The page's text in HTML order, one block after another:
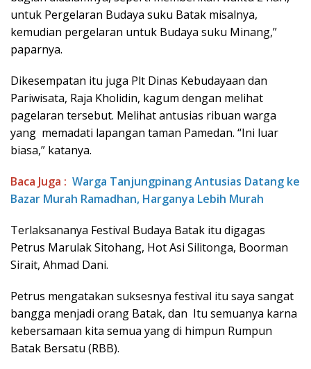
untuk Pergelaran Budaya suku Batak misalnya,
kemudian pergelaran untuk Budaya suku Minang,”
paparnya.
Dikesempatan itu juga Plt Dinas Kebudayaan dan
Pariwisata, Raja Kholidin, kagum dengan melihat
pagelaran tersebut. Melihat antusias ribuan warga
yang memadati lapangan taman Pamedan. “Ini luar
biasa,” katanya.
Baca Juga : Warga Tanjungpinang Antusias Datang ke
Bazar Murah Ramadhan, Harganya Lebih Murah
Terlaksananya Festival Budaya Batak itu digagas
Petrus Marulak Sitohang, Hot Asi Silitonga, Boorman
Sirait, Ahmad Dani.
Petrus mengatakan suksesnya festival itu saya sangat
bangga menjadi orang Batak, dan Itu semuanya karna
kebersamaan kita semua yang di himpun Rumpun
Batak Bersatu (RBB).